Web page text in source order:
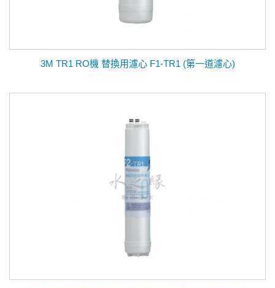
3M TR1 RO機 替換用濾心 F1-TR1 (第一道濾心)